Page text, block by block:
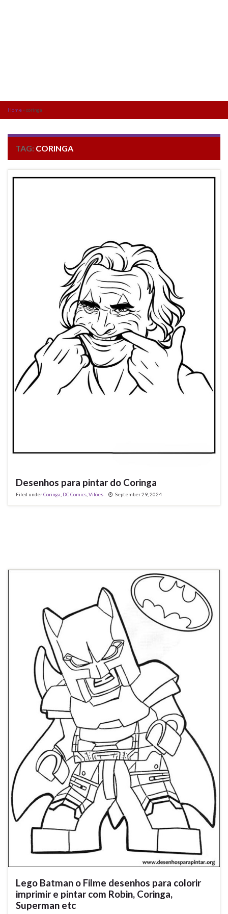
Home»coringa
TAG: CORINGA
Desenhos para pintar do Coringa
Filed underCoringa DC Comics Vilões September 29, 2024
Lego Batman o Filme desenhos para colorir
imprimir e pintar com Robin, Coringa,
Superman etc